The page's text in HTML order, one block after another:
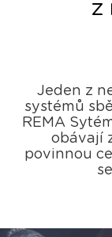
z
Jeden z
systémů
REMA
obávají
povinnou